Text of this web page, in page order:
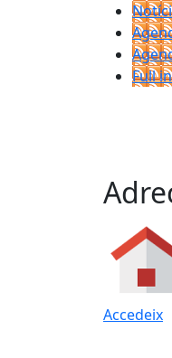
Full
Accedeix